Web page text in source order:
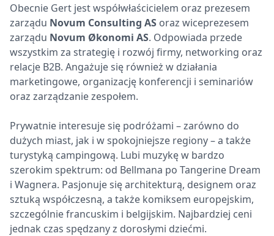
Obecnie Gert jest współwłaścicielem oraz prezesem
zarządu Novum Consulting AS oraz wiceprezesem
zarządu Novum Økonomi AS. Odpowiada przede
wszystkim za strategię i rozwój firmy, networking oraz
relacje B2B. Angażuje się również w działania
marketingowe, organizację konferencji i seminariów
oraz zarządzanie zespołem.
Prywatnie interesuje się podróżami – zarówno do
dużych miast, jak i w spokojniejsze regiony – a także
turystyką campingową. Lubi muzykę w bardzo
szerokim spektrum: od Bellmana po Tangerine Dream
i Wagnera. Pasjonuje się architekturą, designem oraz
sztuką współczesną, a także komiksem europejskim,
szczególnie francuskim i belgijskim. Najbardziej ceni
jednak czas spędzany z dorosłymi dziećmi.